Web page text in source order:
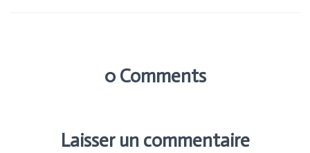
0 Comments
Laisser un commentaire